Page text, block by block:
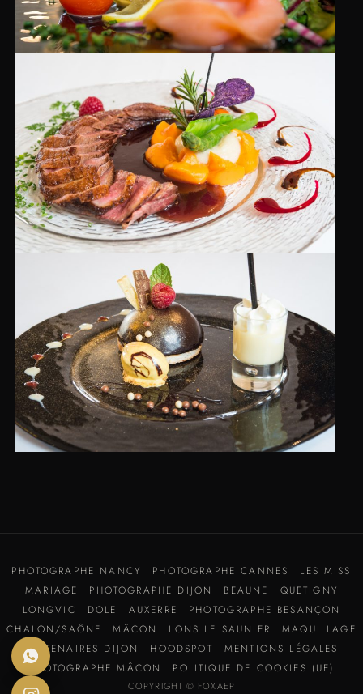
PHOTOGRAPHE NANCY PHOTOGRAPHE CANNES
LES MISS
MARIAGE
PHOTOGRAPHE DIJON BEAUNE
QUETIGNY
LONGVIC
DOLE AUXERRE
PHOTOGRAPHE BESANÇON
CHALON/SAÔNE
MÂCON LONS LE SAUNIER
MAQUILLAGE
PARTENAIRES DIJON
HOODSPOT
MENTIONS LÉGALES
PHOTOGRAPHE MÂCON
POLITIQUE DE COOKIES (UE)
COPYRIGHT © FOXAEP